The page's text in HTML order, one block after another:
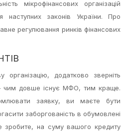
мікрофінансових організацій
наступних законів України. Про
регулювання ринків фінансових
організацію, додатково зверніть
чим довше існує МФО, тим краще.
заявку, ви маєте бути
заборгованість в обумовлені
зробите, на суму вашого кредиту